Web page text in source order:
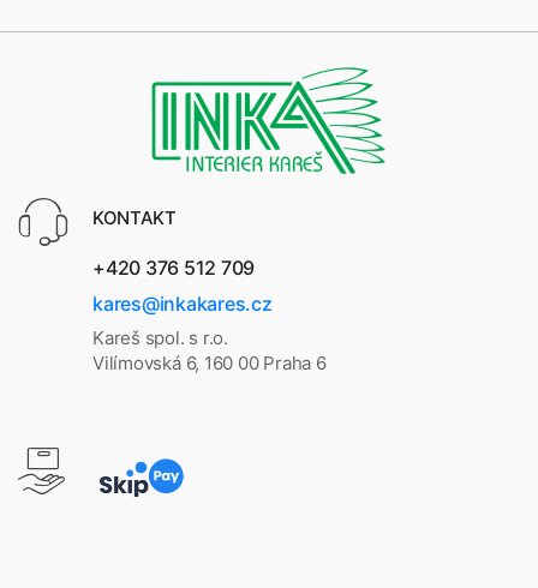
KONTAKT
+420 376 512 709
kares@inkakares.cz
Kareš spol. s r.o.
Vilímovská 6, 160 00 Praha 6